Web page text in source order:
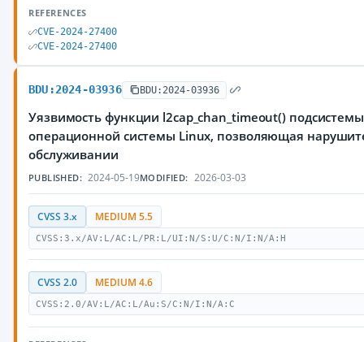
REFERENCES
CVE-2024-27400
CVE-2024-27400
BDU:2024-03936 BDU:2024-03936
Уязвимость функции l2cap_chan_timeout()
операционной системы Linux, позволяющая
обслуживании
PUBLISHED: 2024-05-19MODIFIED: 2026-03-03
CVSS 3.x MEDIUM 5.5
CVSS:3.x/AV:L/AC:L/PR:L/UI:N/S:U/C:N/I:N/A:H
CVSS 2.0 MEDIUM 4.6
CVSS:2.0/AV:L/AC:L/Au:S/C:N/I:N/A:C